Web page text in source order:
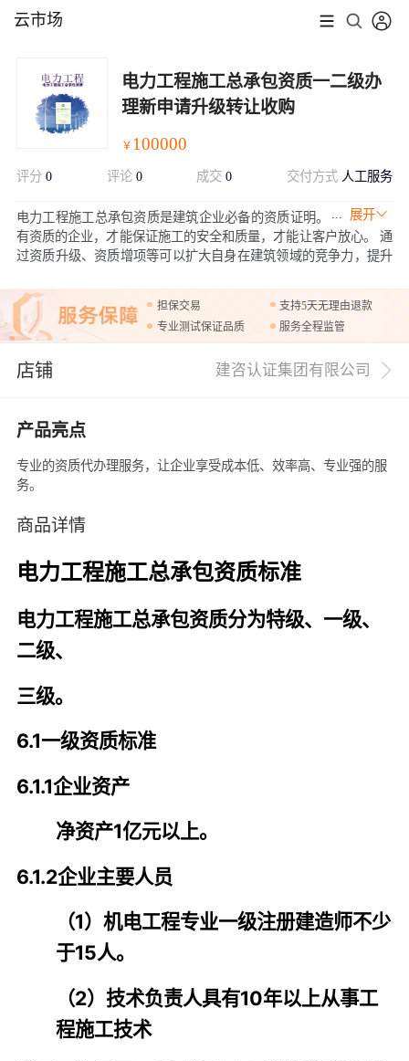
云市场
电力工程施工总承包资质一二级办
理新申请升级转让收购
￥ 100000
评分 0 评论 0 成交0 交付方式 人工服务
展开
电力工程施工总承包资质是建筑企业必备的资质证明。
有资质的企业，才能保证施工的安全和质量，才能让客户放心。 通
过资质升级、资质增项等可以扩大自身在建筑领域的竞争力，提升
担保交易
支持5天无理由退款
专业测试保证品质
服务全程监管
店铺 建咨认证集团有限公司
产品亮点
专业的资质代办理服务，让企业享受成本低、效率高、专业强的服
务。
商品详情
电力工程施工总承包资质标准
电力工程施工总承包资质分为特级、一级、
二级、
三级。
6.1一级资质标准
6.1.1企业资产
净资产1亿元以上。
6.1.2企业主要人员
（1）机电工程专业一级注册建造师不少
于15人。
（2）技术负责人具有10年以上从事工
程施工技术